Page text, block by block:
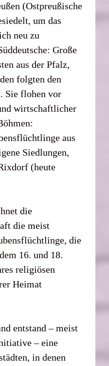
(Ostpreußische
um das
neu zu
Große
aus der Pfalz,
folgten den
Sie flohen vor
wirtschaftlicher
aus
Siedlungen,
(heute
die
die meist
die
16. und 18.
religiösen
Heimat
entstand – meist
– eine
in denen